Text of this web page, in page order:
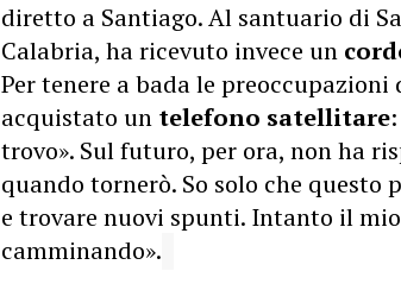
diretto a Santiago. Al santuario di
Calabria, ha ricevuto invece un
Per tenere a bada le
acquistato un telefono satellitare
trovo». Sul futuro, per ora, non ha
quando tornerò. So solo che
e trovare nuovi spunti. Intanto il
camminando».